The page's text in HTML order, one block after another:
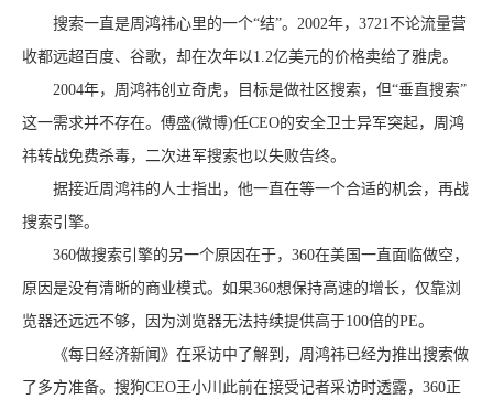
搜索一直是周鸿祎心里的一个“结”。2002年，3721不论流量营
收都远超百度、谷歌，却在次年以1.2亿美元的价格卖给了雅虎。
2004年，周鸿祎创立奇虎，目标是做社区搜索，但“垂直搜索”
这一需求并不存在。傅盛(微博)任CEO的安全卫士异军突起，周鸿
祎转战免费杀毒，二次进军搜索也以失败告终。
据接近周鸿祎的人士指出，他一直在等一个合适的机会，再战
搜索引擎。
360做搜索引擎的另一个原因在于，360在美国一直面临做空，
原因是没有清晰的商业模式。如果360想保持高速的增长，仅靠浏
览器还远远不够，因为浏览器无法持续提供高于100倍的PE。
《每日经济新闻》在采访中了解到，周鸿祎已经为推出搜索做
了多方准备。搜狗CEO王小川此前在接受记者采访时透露，360正